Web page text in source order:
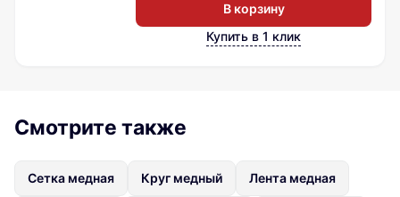
В корзину
Купить в 1 клик
Смотрите также
Сетка медная Круг медный Лента медная